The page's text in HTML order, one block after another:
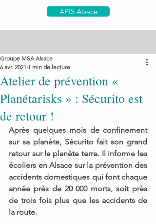
APIS Alsace
Atelier de prévention «
Planétarisks » : Sécurito est
de retour !
Groupe MSA Alsace
6 avr. 2021 1 min de lecture
Après quelques mois de confinement
sur sa planète, Sécurito fait son grand
retour sur la planète terre. Il informe les
écoliers en Alsace sur la prévention des
accidents domestiques qui font chaque
année près de 20 000 morts, soit près
de trois fois plus que les accidents de
la route.